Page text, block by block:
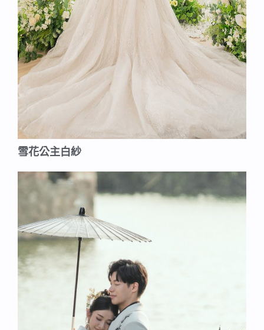
雪花公主白紗